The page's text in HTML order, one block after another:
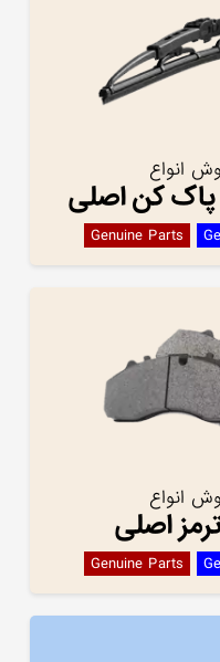
انواع
پاک کن اصلی
Genuine Parts
انواع
اصلی
Genuine Parts